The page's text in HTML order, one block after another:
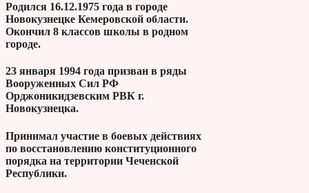
Родился 16.12.1975 года в городе
Новокузнецке Кемеровской области.
Окончил 8 классов школы в родном
городе.
23 января 1994 года призван в ряды
Вооруженных Сил РФ
Орджоникидзевским РВК г.
Новокузнецка.
Принимал участие в боевых действиях
по восстановлению конституционного
порядка на территории Чеченской
Республики.